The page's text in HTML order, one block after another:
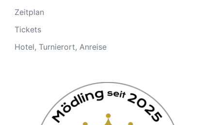
Zeitplan
Tickets
Hotel, Turnierort, Anreise